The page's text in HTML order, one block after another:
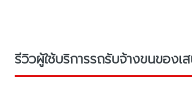
รีวิวผู้ใช้บริการรถรับจ้างขนของเ